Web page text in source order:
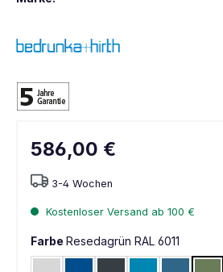
586,00 €
3-4 Wochen
Kostenloser Versand ab 100 €
Farbe Resedagrün RAL 6011